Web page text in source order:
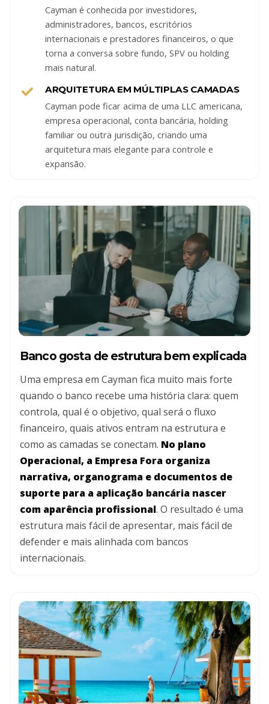
Cayman é conhecida por investidores,
administradores, bancos, escritórios
internacionais e prestadores financeiros, o que
torna a conversa sobre fundo, SPV ou holding
mais natural.
ARQUITETURA EM MÚLTIPLAS CAMADAS
Cayman pode ficar acima de uma LLC americana,
empresa operacional, conta bancária, holding
familiar ou outra jurisdição, criando uma
arquitetura mais elegante para controle e
expansão.
Banco gosta de estrutura bem explicada
Uma empresa em Cayman fica muito mais forte
quando o banco recebe uma história clara: quem
controla, qual é o objetivo, qual será o fluxo
financeiro, quais ativos entram na estrutura e
como as camadas se conectam. No plano
Operacional, a Empresa Fora organiza
narrativa, organograma e documentos de
suporte para a aplicação bancária nascer
com aparência profissional. O resultado é uma
estrutura mais fácil de apresentar, mais fácil de
defender e mais alinhada com bancos
internacionais.